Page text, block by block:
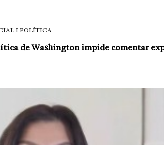
I POLÍTICA
de Washington impide comentar